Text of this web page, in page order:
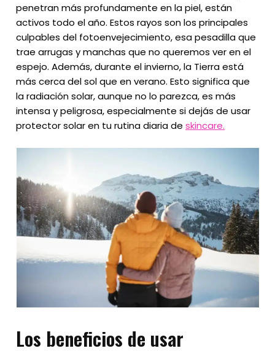
penetran más profundamente en la piel, están
activos todo el año. Estos rayos son los principales
culpables del fotoenvejecimiento, esa pesadilla que
trae arrugas y manchas que no queremos ver en el
espejo. Además, durante el invierno, la Tierra está
más cerca del sol que en verano. Esto significa que
la radiación solar, aunque no lo parezca, es más
intensa y peligrosa, especialmente si dejás de usar
protector solar en tu rutina diaria deskincare.
Los beneficios de usar